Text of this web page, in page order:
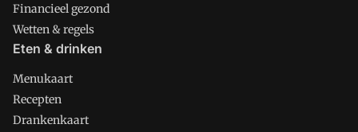
Financieel gezond
Wetten & regels
Eten & drinken
Menukaart
Recepten
Drankenkaart